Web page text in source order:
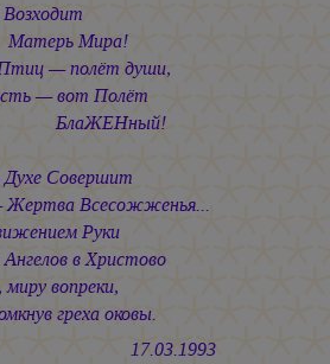
Мира!
— полёт души,
— вот Полёт
Совершит
Жертва Всесожженья...
Руки
в Христово
миру вопреки,
греха оковы.